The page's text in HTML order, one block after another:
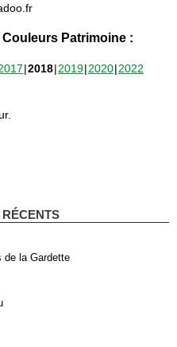
Patrimoine :
2018 2019 2020 2022
de la Gardette